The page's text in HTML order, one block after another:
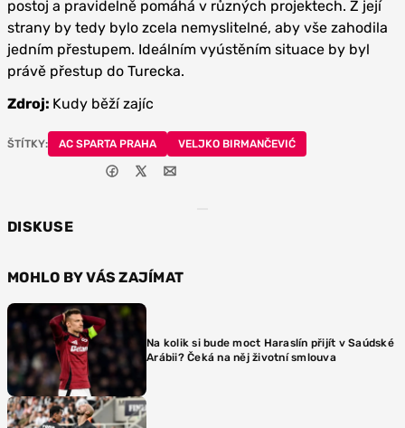
postoj a pravidelně pomáhá v různých projektech. Z její
strany by tedy bylo zcela nemyslitelné, aby vše zahodila
jedním přestupem. Ideálním vyústěním situace by byl
právě přestup do Turecka.
Zdroj: Kudy běží zajíc
ŠTÍTKY: AC SPARTA PRAHA VELJKO BIRMANČEVIĆ
DISKUSE
MOHLO BY VÁS ZAJÍMAT
Na kolik si bude moct Haraslín přijít v Saúdské
Arábii? Čeká na něj životní smlouva